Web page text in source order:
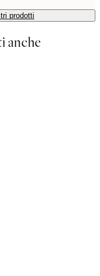
prodotti
anche